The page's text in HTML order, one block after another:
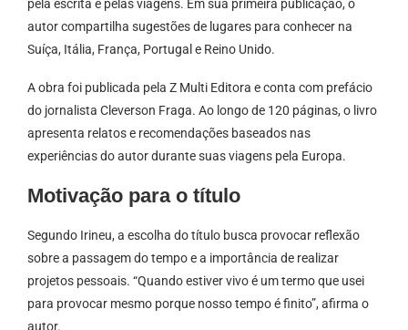
pela escrita e pelas viagens. Em sua primeira publicação, o
autor compartilha sugestões de lugares para conhecer na
Suíça, Itália, França, Portugal e Reino Unido.
A obra foi publicada pela Z Multi Editora e conta com prefácio
do jornalista Cleverson Fraga. Ao longo de 120 páginas, o livro
apresenta relatos e recomendações baseados nas
experiências do autor durante suas viagens pela Europa.
Motivação para o título
Segundo Irineu, a escolha do título busca provocar reflexão
sobre a passagem do tempo e a importância de realizar
projetos pessoais. “Quando estiver vivo é um termo que usei
para provocar mesmo porque nosso tempo é finito”, afirma o
autor.